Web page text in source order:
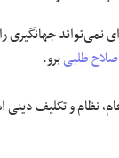
جهانگیری
طلبیبرو.
نظام و تکلیف دینی